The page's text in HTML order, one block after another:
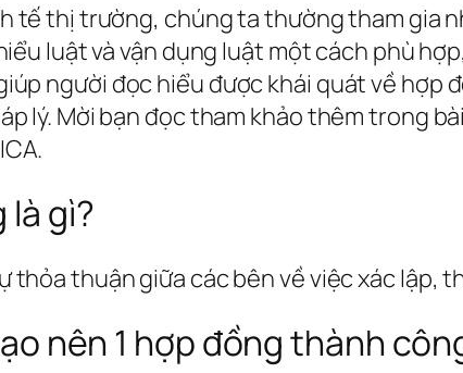
tế thị trường, chúng ta thường tham gia
luật và vận dụng luật một cách phù
người đọc hiểu được khái quát về hợp
lý. Mời bạn đọc tham khảo thêm trong
ICA.
là gì?
thỏa thuận giữa các bên về việc xác lập,
nên 1 hợp đồng thành